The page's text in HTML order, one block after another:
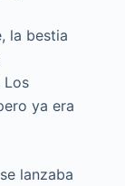
la bestia
Los
ya era
lanzaba